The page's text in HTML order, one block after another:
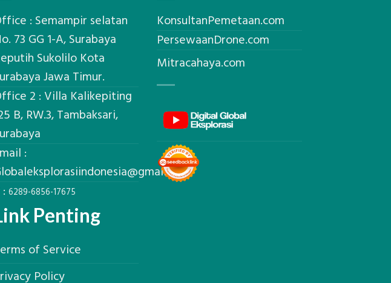
: Semampir selatan
73 GG 1-A, Surabaya
Sukolilo Kota
Jawa Timur.
2 : Villa Kalikepiting
B, RW.3, Tambaksari,
:
: 6289-6856-17675
Penting
of Service
Policy
KonsultanPemetaan.com
PersewaanDrone.com
Mitracahaya.com